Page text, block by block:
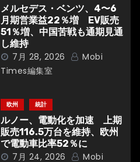
メルセデス・ベンツ、4〜6
月期営業益22％増 EV販売
51％増、中国苦戦も通期見通
し維持
7月 28, 2026
Mobi
Times編集室
欧州 統計
ルノー、電動化を加速 上期
販売116.5万台を維持、欧州
で電動車比率52％に
7月 24, 2026
Mobi